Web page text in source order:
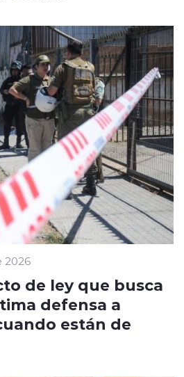
2026
de ley que busca
defensa a
están de